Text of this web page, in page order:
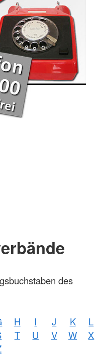
des
H I J K
L
T U V W
X